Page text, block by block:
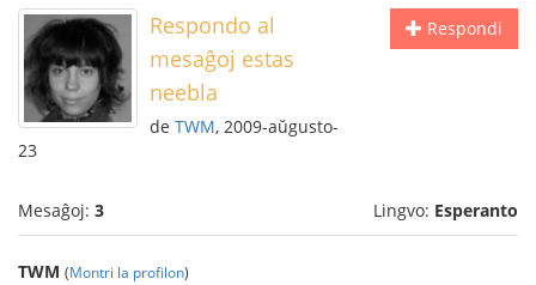
Respondi
Respondo al
mesaĝoj estas
neebla
de TWM, 2009-aŭgusto-
23
Mesaĝoj: 3 Lingvo: Esperanto
TWM (Montri la profilon)